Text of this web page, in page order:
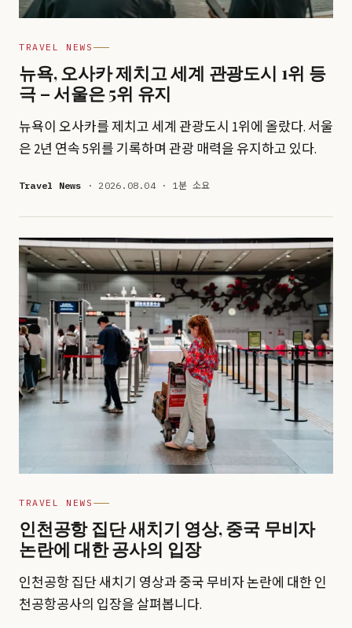
TRAVEL NEWS
뉴욕, 오사카 제치고 세계 관광도시 1위 등
극 – 서울은 5위 유지
뉴욕이 오사카를 제치고 세계 관광도시 1위에 올랐다. 서울
은 2년 연속 5위를 기록하며 관광 매력을 유지하고 있다.
Travel News · 2026.08.04 · 1분 소요
TRAVEL NEWS
인천공항 집단 새치기 영상, 중국 무비자
논란에 대한 공사의 입장
인천공항 집단 새치기 영상과 중국 무비자 논란에 대한 인
천공항공사의 입장을 살펴봅니다.